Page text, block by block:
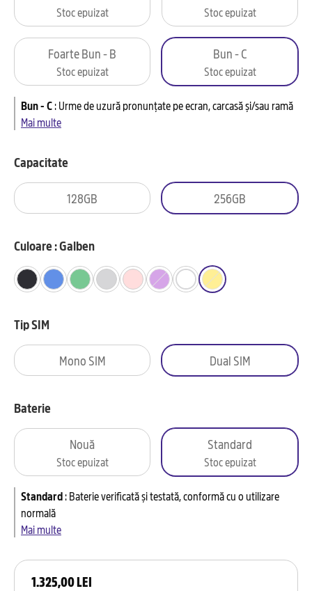
1.325,00 LEI
Stoc epuizat Stoc epuizat
Foarte Bun - B
Stoc epuizat
Bun - C
Stoc epuizat
Bun - C:Urme de uzură pronunțate pe ecran, carcasă și/sau ramă
Mai multe
Capacitate
128GB 256GB
Culoare : Galben
Tip SIM
Mono SIM Dual SIM
Baterie
Nouă
Stoc epuizat
Standard
Stoc epuizat
Standard:Baterie verificată și testată, conformă cu o utilizare
normală
Mai multe